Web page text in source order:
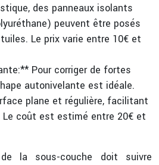
des panneaux isolants
peuvent être posés
Le prix varie entre 10€ et
Pour corriger de fortes
autonivelante est idéale.
plane et régulière, facilitant
coût est estimé entre 20€ et
la sous-couche doit suivre